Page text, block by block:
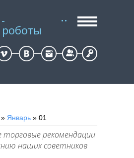
Регистрация
» Январь » 01
торговые рекомендации
наших советников